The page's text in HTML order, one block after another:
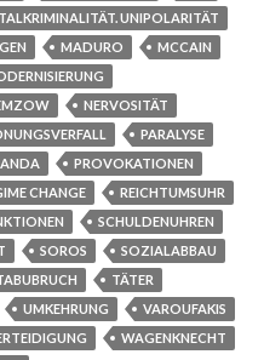
UNIPOLARITÄT
MADURO
MCCAIN
NERVOSITÄT
PARALYSE
PROVOKATIONEN
CHANGE
REICHTUMSUHR
SCHULDENUHREN
SOROS
SOZIALABBAU
TÄTER
UMKEHRUNG
VAROUFAKIS
WAGENKNECHT